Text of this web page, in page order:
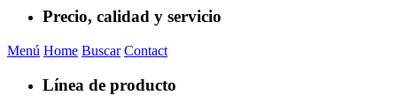
Precio, calidad y servicio
Menú Home Buscar Contact
Línea de producto